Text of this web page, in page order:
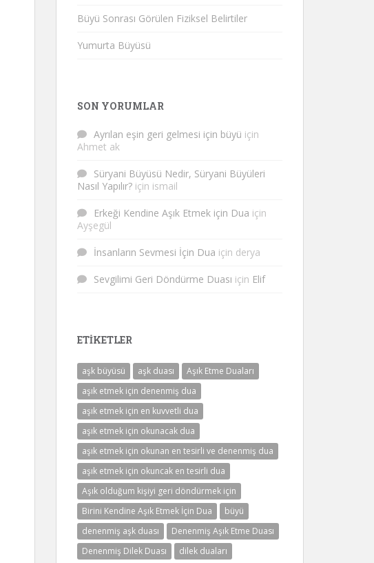
Büyü Sonrası Görülen Fiziksel Belirtiler
Yumurta Büyüsü
SON YORUMLAR
Ayrılan eşin geri gelmesi için büyü için
Ahmet ak
Süryani Büyüsü Nedir, Süryani Büyüleri
Nasıl Yapılır? için ismail
Erkeği Kendine Aşık Etmek için Dua için
Ayşegül
İnsanların Sevmesi İçin Dua için derya
Sevgilimi Geri Döndürme Duası için Elif
ETIKETLER
aşk büyüsü aşk duası
Aşık Etme Duaları
aşık etmek için denenmiş dua
aşık etmek için en kuvvetli dua
aşık etmek için okunacak dua
aşık etmek için okunan en tesirli ve denenmiş dua
aşık etmek için okuncak en tesirli dua
Aşık olduğum kişiyi geri döndürmek için
Birini Kendine Aşık Etmek İçin Dua
büyü
denenmiş aşk duası
Denenmiş Aşık Etme Duası
Denenmiş Dilek Duası
dilek duaları